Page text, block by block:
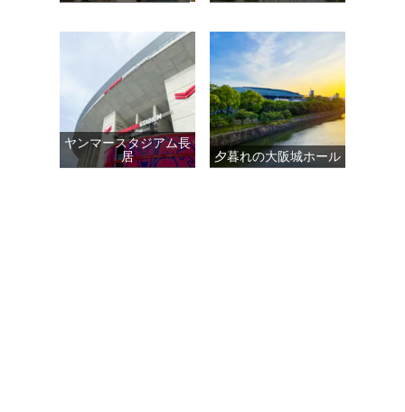
ヤンマースタジアム長
居
夕暮れの大阪城ホール